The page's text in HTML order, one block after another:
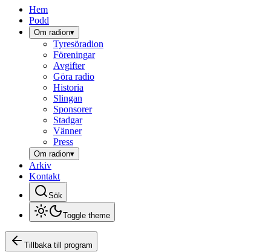
Hem
Podd
Om radion▾
Tyresöradion
Föreningar
Avgifter
Göra radio
Historia
Slingan
Sponsorer
Stadgar
Vänner
Press
Om radion▾
Arkiv
Kontakt
Sök
Toggle theme
Tillbaka till program